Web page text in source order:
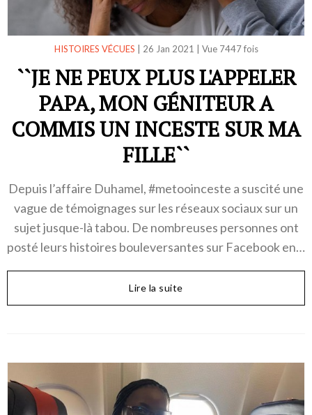
HISTOIRES VÉCUES 26 Jan 2021 Vue 7447 fois
``JE NE PEUX PLUS L'APPELER
PAPA, MON GÉNITEUR A
COMMIS UN INCESTE SUR MA
FILLE``
Depuis l’affaire Duhamel, #metooinceste a suscité une
vague de témoignages sur les réseaux sociaux sur un
sujet jusque-là tabou. De nombreuses personnes ont
posté leurs histoires bouleversantes sur Facebook en…
Lire la suite